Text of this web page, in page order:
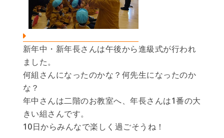
新年中・新年長さんは午後から進級式が行われ
ました。
何組さんになったのかな？何先生になったのか
な？
年中さんは二階のお教室へ、年長さんは1番の大
きい組さんです。
10日からみんなで楽しく過ごそうね！